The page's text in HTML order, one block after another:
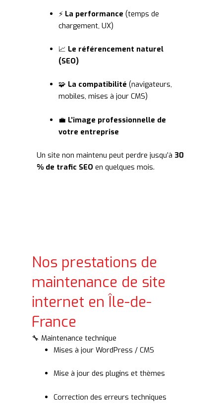
⚡ La performance (temps de
chargement, UX)
📈 Le référencement naturel
(SEO)
🧩 La compatibilité (navigateurs,
mobiles, mises à jour CMS)
💼 L’image professionnelle de
votre entreprise
Un site non maintenu peut perdre jusqu’à 30
% de trafic SEO en quelques mois.
Nos prestations de
maintenance de site
internet en Île-de-
France
🔧 Maintenance technique
Mises à jour WordPress / CMS
Mise à jour des plugins et thèmes
Correction des erreurs techniques